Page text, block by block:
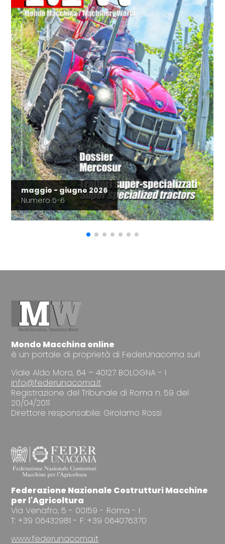
maggio - giugno 2026
Numero 5-6
Mondo Macchina online
è un portale di proprietà di FederUnacoma surl
Viale Aldo Moro, 64 – 40127 BOLOGNA - I
info@federunacoma.it
Registrazione del Tribunale di Roma n. 59 del
20/04/2011
Direttore responsabile: Girolamo Rossi
Federazione Nazionale Costrutturi Macchine
per l'Agricoltura
Via Venafro, 5 - 00159 - Roma - I
T: +39 06432981 - F: +39 064076370
www.federunacoma.it